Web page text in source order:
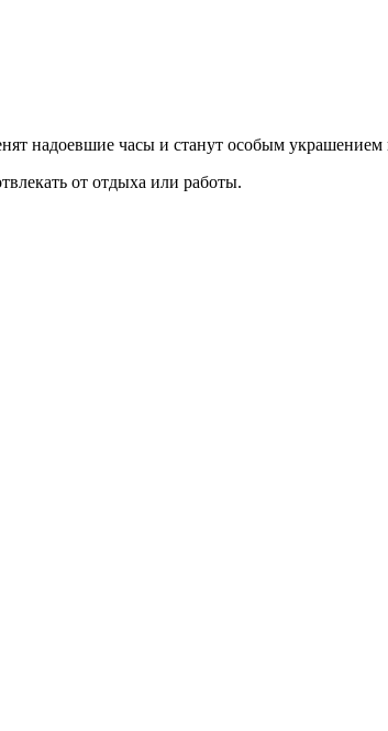
надоевшие часы и станут особым украшением
от отдыха или работы.